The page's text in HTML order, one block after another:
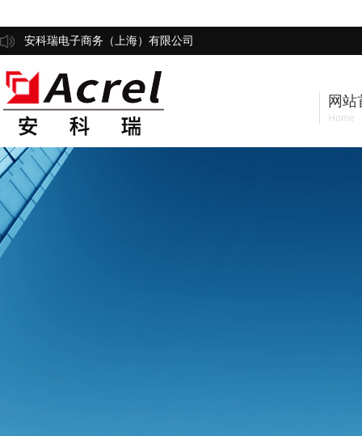
安科瑞电子商务（上海）有限公司
网站
Home